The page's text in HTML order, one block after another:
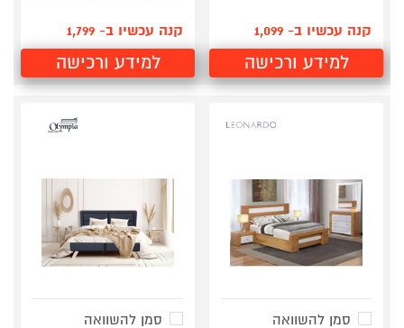
קנה עכשיו ב- 1,099
למידע ורכישה
קנה עכשיו ב- 1,799
למידע ורכישה
סמן להשוואה
סמן להשוואה